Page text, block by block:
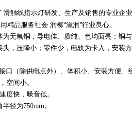
滑触线指示灯研发、生产及销售的专业企业
精品服务社会 润柳“滋润"行业良心。
无氧铜，导电佳、质纯、色均面亮；铜
，压降小；零件少，电轨为卡入，安装
（除供电点外）、体积小、安装方便、
，空间小。
度快，噪音低。
径为750mm。